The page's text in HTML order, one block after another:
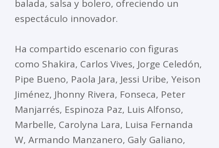
balada, salsa y bolero, ofreciendo un
espectáculo innovador.
Ha compartido escenario con figuras
como Shakira, Carlos Vives, Jorge Celedón,
Pipe Bueno, Paola Jara, Jessi Uribe, Yeison
Jiménez, Jhonny Rivera, Fonseca, Peter
Manjarrés, Espinoza Paz, Luis Alfonso,
Marbelle, Carolyna Lara, Luisa Fernanda
W, Armando Manzanero, Galy Galiano,